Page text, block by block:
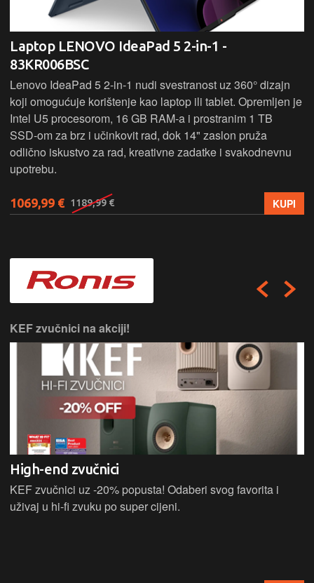
Laptop LENOVO IdeaPad 5 2-in-1 -
83KR006BSC
Lenovo IdeaPad 5 2‑in‑1 nudi svestranost uz 360° dizajn
koji omogućuje korištenje kao laptop ili tablet. Opremljen je
Intel U5 procesorom, 16 GB RAM-a i prostranim 1 TB
SSD‑om za brz i učinkovit rad, dok 14" zaslon pruža
odlično iskustvo za rad, kreativne zadatke i svakodnevnu
upotrebu.
1069,99 € 1189,99 € KUPI
KEF zvučnici na akciji!
High-end zvučnici
KEF zvučnici uz -20% popusta! Odaberi svog favorita i
uživaj u hi-fi zvuku po super cijeni.